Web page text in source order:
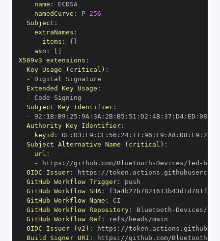
name :
namedCurve : P- 256
Subject :
extraNames :
items : { }
asn :
X509v3 extensions :
Key Usage (critical) :
-
Extended Key Usage :
-
Subject Key Identifier:
-
92 : 1B: B9 : 25 : 9A : 3A : 2B: B5 : 51 : D2 : 4B: 37 : D4: ED : 08
Authority Key Identifier:
keyid : DF : D3 : E9 : CF : 56 : 24: 11 : 96 : F9 : A8 : D8 : E9 : 28
Subject Alternative Name (critical) :
url :
-
https : //github.com/Bluetooth - Devices/led -
OIDC Issuer: https :
GitHub Workflow Trigger:
GitHub Workflow SHA:
GitHub Workflow Name :
GitHub Workflow Repository: Bluetooth - Devices/led
GitHub Workflow Ref :
OIDC Issuer (v2) : https :
Build Signer URI : https : //github.com/Bluetooth